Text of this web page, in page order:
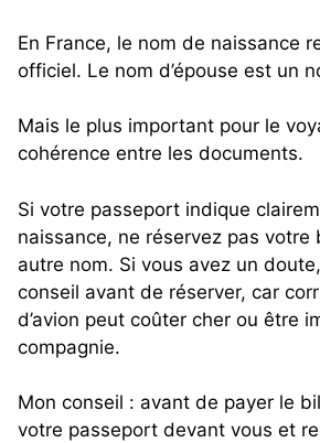
En France, le nom de naissance
officiel. Le nom d’épouse est un
Mais le plus important pour le
cohérence entre les documents.
Si votre passeport indique
naissance, ne réservez pas votre
autre nom. Si vous avez un
conseil avant de réserver, car
d’avion peut coûter cher ou être
compagnie.
Mon conseil : avant de payer le
votre passeport devant vous et